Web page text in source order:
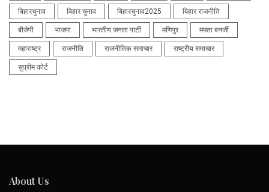
बिहारचुनाव बिहार चुनाव बिहारचुनाव2025 बिहार राजनीति
बीजेपी भाजपा भारतीय जनता पार्टी मणिपुर ममता बनर्जी
महाराष्ट्र राजनीति राजनीतिक समाचार राष्ट्रीय समाचार
सुप्रीम कोर्ट
About Us